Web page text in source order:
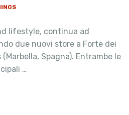
lifestyle, continua ad
due nuovi store a Forte dei
Spagna). Entrambe le
…